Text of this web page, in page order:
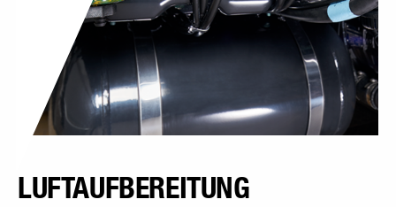
LUFTAUF­BEREITUNG